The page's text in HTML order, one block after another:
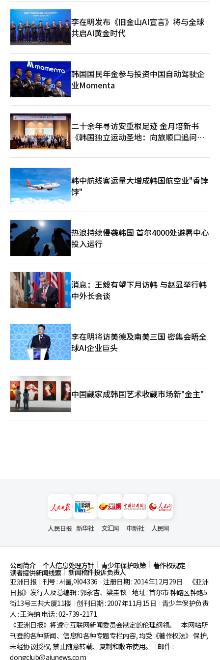
被接受。 因此，梅里茨在홈플러스的复苏可能性不确定的情况下，
担心背信争议和股东反对的可能性。尤其是如果追加贷款导致不良
贷款，可能会引发管理层责任问题，因此要求MBK伙伴提供连带担
保等安全措施。 作为替代方案，홈플러스提出对信托房地产的次级
收益权质权设定，但梅里茨未接受，谈判未见进展。※ 本报道经
人工智能（AI）系统翻译与编辑。
李在明发布《旧金山AI宣言》将与全球
共启AI黄金时代
韩国国民年金参与投资中国自动驾驶企
业Momenta
二十余年寻访安重根足迹 金月培新书
《韩国独立运动圣地：向旅顺口追问历
韩中航线客运量大增成韩国航空业"香饽
饽"
热浪持续侵袭韩国 首尔4000处避暑中心
投入运行
消息：王毅有望下月访韩 与赵显举行韩
中外长会谈
李在明将访美德及南美三国 密集会晤全
球AI企业巨头
中国藏家成韩国艺术收藏市场新"金主"
人民日报 新华社 文汇网 中新社 人民网
公司简介 个人信息处理方针 青少年保护政策 著作权规定
读者提供新闻线索
新闻稿件投诉负责人
亚洲日报
刊号 : 서울,아04336 注册日期 : 2014年12月29日
《亚洲
日报》发行人及总编辑 : 郭永吉、梁圭铉 地址 : 首尔市钟路区钟路5
街13号三共大厦11楼 创刊日期 : 2007年11月15日
青少年保护负责
人 : 王海纳 电话 : 02-739-2171
《亚洲日报》将遵守互联网新闻委员会制定的伦理纲领。
本网站所
刊登的各种新闻、信息和各种专题专栏内容, 均受《著作权法》 保护,
未经协议授权, 禁止随意转载、复制和散布使用。
邮件 :
dongclub@ajunews.com